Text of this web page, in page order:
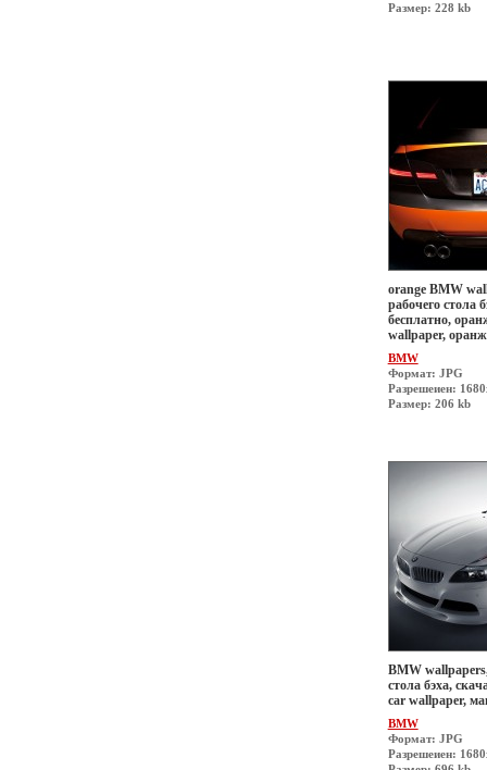
Размер: 228 kb
orange BMW
рабочего стола
бесплатно,
wallpaper,
BMW
Формат: JPG
Разрешеиен:
Размер: 206 kb
BMW
стола бэха,
car wallpaper,
BMW
Формат: JPG
Разрешеиен: